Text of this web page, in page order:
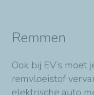
Remmen
Ook bij EV’s moet
remvloeistof
elektrische auto